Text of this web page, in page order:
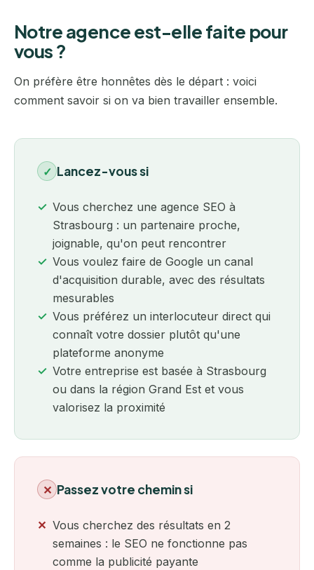
Notre agence est-elle faite pour
vous ?
On préfère être honnêtes dès le départ : voici
comment savoir si on va bien travailler ensemble.
✓ Lancez-vous si
Vous cherchez une agence SEO à
Strasbourg : un partenaire proche,
joignable, qu'on peut rencontrer
Vous voulez faire de Google un canal
d'acquisition durable, avec des résultats
mesurables
Vous préférez un interlocuteur direct qui
connaît votre dossier plutôt qu'une
plateforme anonyme
Votre entreprise est basée à Strasbourg
ou dans la région Grand Est et vous
valorisez la proximité
✕ Passez votre chemin si
Vous cherchez des résultats en 2
semaines : le SEO ne fonctionne pas
comme la publicité payante